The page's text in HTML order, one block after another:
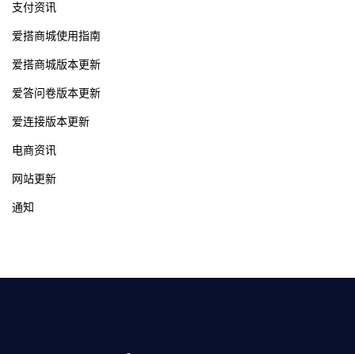
支付资讯
爱搭商城使用指南
爱搭商城版本更新
爱答问卷版本更新
爱连接版本更新
电商资讯
网站更新
通知